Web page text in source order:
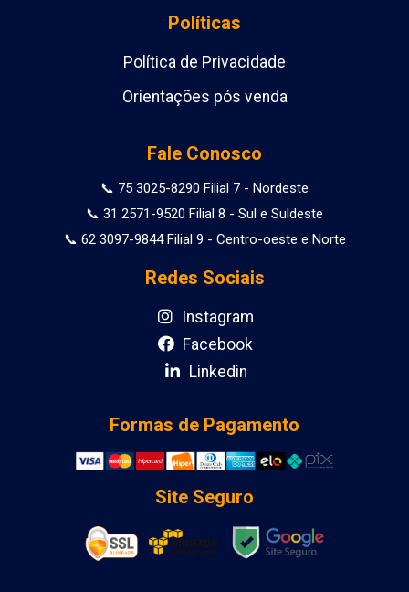
Políticas
Política de Privacidade
Orientações pós venda
Fale Conosco
📞 75 3025-8290 Filial 7 - Nordeste
📞 31 2571-9520 Filial 8 - Sul e Suldeste
📞 62 3097-9844 Filial 9 - Centro-oeste e Norte
Redes Sociais
Instagram
Facebook
Linkedin
Formas de Pagamento
Site Seguro